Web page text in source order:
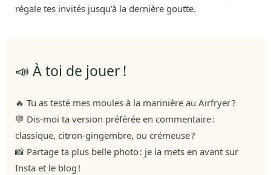
régale tes invités jusqu’à la dernière goutte.
📣 À toi de jouer !
🔥 Tu as testé mes moules à la marinière au Airfryer ?
💬 Dis-moi ta version préférée en commentaire :
classique, citron-gingembre, ou crémeuse ?
📸 Partage ta plus belle photo : je la mets en avant sur
Insta et le blog !